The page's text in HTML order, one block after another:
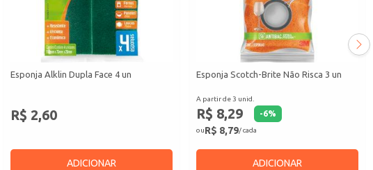
Esponja Alklin Dupla Face 4 un
R$ 2,60
ADICIONAR
Esponja Scotch-Brite Não Risca 3 un
A partir de 3 unid.
R$ 8,29 -6%
ouR$ 8,79/ cada
ADICIONAR